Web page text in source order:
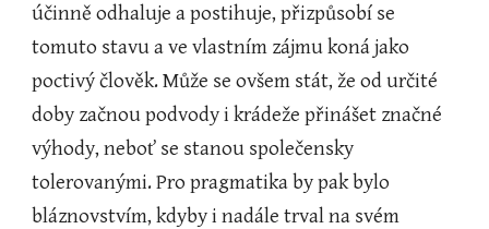
účinně odhaluje a postihuje, přizpůsobí se
tomuto stavu a ve vlastním zájmu koná jako
poctivý člověk. Může se ovšem stát, že od určité
doby začnou podvody i krádeže přinášet značné
výhody, neboť se stanou společensky
tolerovanými. Pro pragmatika by pak bylo
bláznovstvím, kdyby i nadále trval na svém